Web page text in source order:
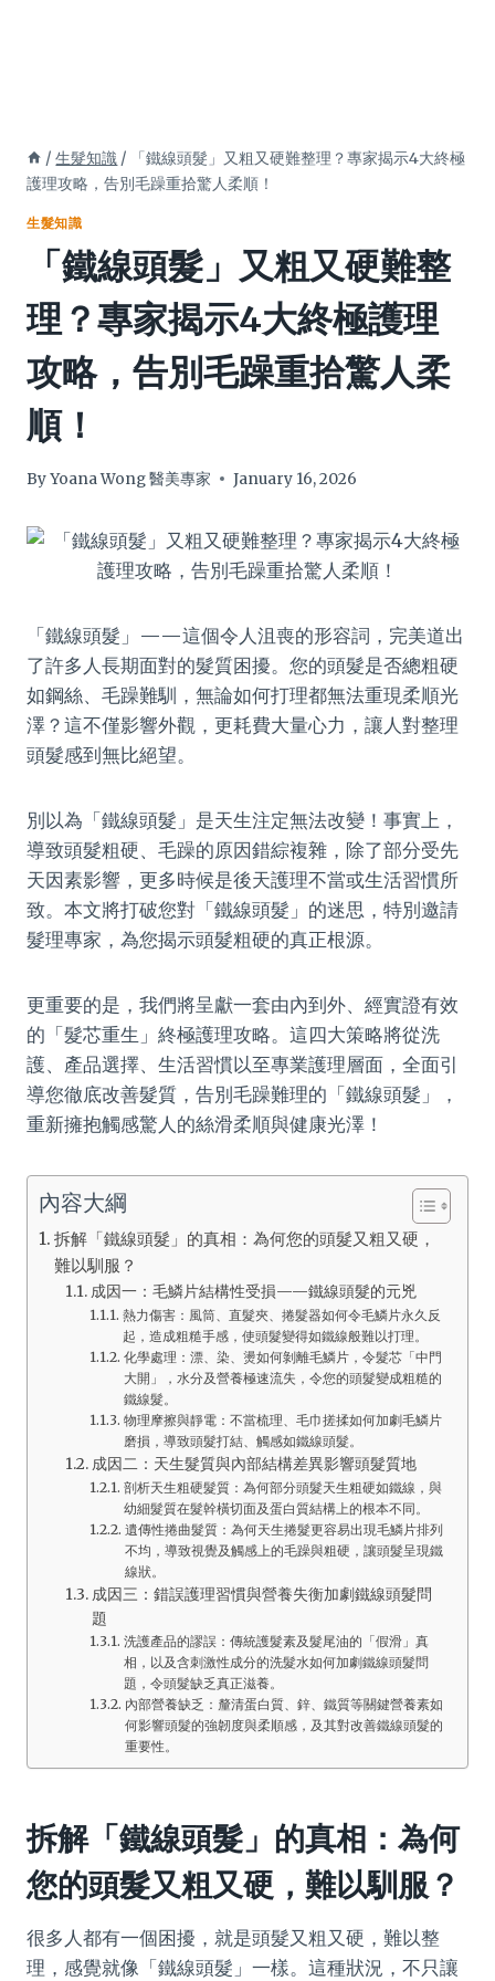
/ 生髮知識 /
「鐵線頭髮」又粗又硬難整理？專家揭示4大終極
護理攻略，告別毛躁重拾驚人柔順！
生髮知識
「鐵線頭髮」又粗又硬難整
理？專家揭示4大終極護理
攻略，告別毛躁重拾驚人柔
順！
ByYoana Wong 醫美專家 January 16, 2026
「鐵線頭髮」——這個令人沮喪的形容詞，完美道出
了許多人長期面對的髮質困擾。您的頭髮是否總粗硬
如鋼絲、毛躁難馴，無論如何打理都無法重現柔順光
澤？這不僅影響外觀，更耗費大量心力，讓人對整理
頭髮感到無比絕望。
別以為「鐵線頭髮」是天生注定無法改變！事實上，
導致頭髮粗硬、毛躁的原因錯綜複雜，除了部分受先
天因素影響，更多時候是後天護理不當或生活習慣所
致。本文將打破您對「鐵線頭髮」的迷思，特別邀請
髮理專家，為您揭示頭髮粗硬的真正根源。
更重要的是，我們將呈獻一套由內到外、經實證有效
的「髮芯重生」終極護理攻略。這四大策略將從洗
護、產品選擇、生活習慣以至專業護理層面，全面引
導您徹底改善髮質，告別毛躁難理的「鐵線頭髮」，
重新擁抱觸感驚人的絲滑柔順與健康光澤！
內容大綱
拆解「鐵線頭髮」的真相：為何您的頭髮又粗又硬，
難以馴服？
成因一：毛鱗片結構性受損——鐵線頭髮的元兇
熱力傷害：風筒、直髮夾、捲髮器如何令毛鱗片永久反
起，造成粗糙手感，使頭髮變得如鐵線般難以打理。
化學處理：漂、染、燙如何剝離毛鱗片，令髮芯「中門
大開」，水分及營養極速流失，令您的頭髮變成粗糙的
鐵線髮。
物理摩擦與靜電：不當梳理、毛巾搓揉如何加劇毛鱗片
磨損，導致頭髮打結、觸感如鐵線頭髮。
成因二：天生髮質與內部結構差異影響頭髮質地
剖析天生粗硬髮質：為何部分頭髮天生粗硬如鐵線，與
幼細髮質在髮幹橫切面及蛋白質結構上的根本不同。
遺傳性捲曲髮質：為何天生捲髮更容易出現毛鱗片排列
不均，導致視覺及觸感上的毛躁與粗硬，讓頭髮呈現鐵
線狀。
成因三：錯誤護理習慣與營養失衡加劇鐵線頭髮問
題
洗護產品的謬誤：傳統護髮素及髮尾油的「假滑」真
相，以及含刺激性成分的洗髮水如何加劇鐵線頭髮問
題，令頭髮缺乏真正滋養。
內部營養缺乏：釐清蛋白質、鋅、鐵質等關鍵營養素如
何影響頭髮的強韌度與柔順感，及其對改善鐵線頭髮的
重要性。
拆解「鐵線頭髮」的真相：為何
您的頭髮又粗又硬，難以馴服？
很多人都有一個困擾，就是頭髮又粗又硬，難以整
理，感覺就像「鐵線頭髮」一樣。這種狀況，不只讓